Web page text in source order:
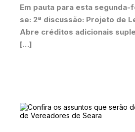
Em pauta para esta
se: 2ª discussão: Projeto de
Abre créditos adicionais
[…]